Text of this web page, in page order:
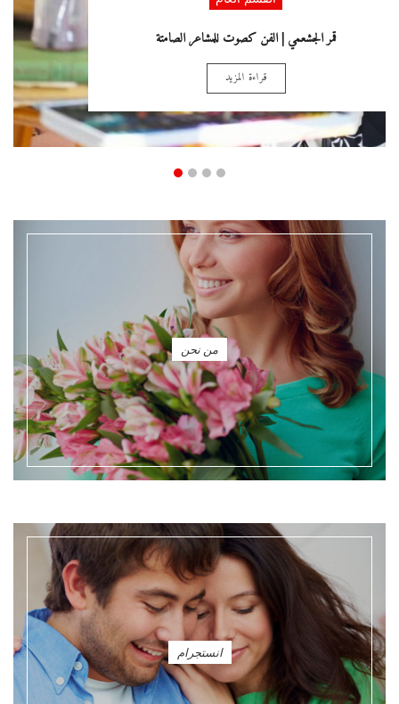
«صندوق الدنيا»… حين تتحوّل الحكايات إلى لوحات
قراءة المزيد
من نحن
انستجرام